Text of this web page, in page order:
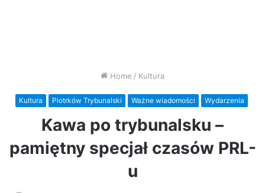
Home / Kultura
Kultura Piotrków Trybunalski Ważne wiadomości Wydarzenia
Kawa po trybunalsku –
pamiętny specjał czasów PRL-
u